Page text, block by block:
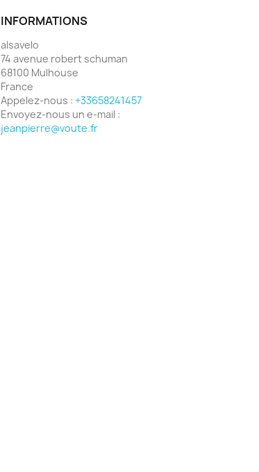
INFORMATIONS
alsavelo
74 avenue robert schuman
68100 Mulhouse
France
Appelez-nous : +33658241457
Envoyez-nous un e-mail :
jeanpierre@voute.fr